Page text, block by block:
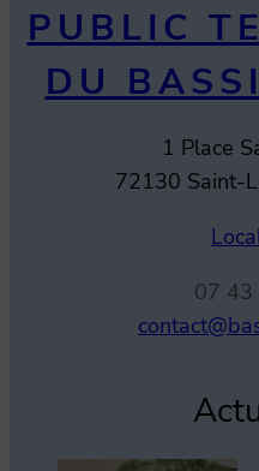
PUBLIC
DU
1 Place
72130 Saint-
07 43